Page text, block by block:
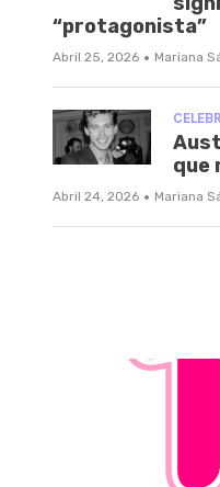
“protagonista”
Abril 25, 2026 · Mariana
que
Abril 24, 2026 · Mariana